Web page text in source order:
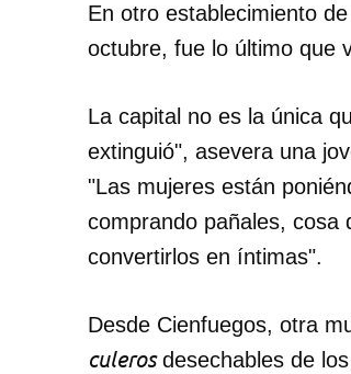
En otro establecimiento
octubre, fue lo último que
La capital no es la única
extinguió", asevera una
"Las mujeres están
comprando pañales, cosa
convertirlos en íntimas".
Desde Cienfuegos, otra
culerosdesechables de